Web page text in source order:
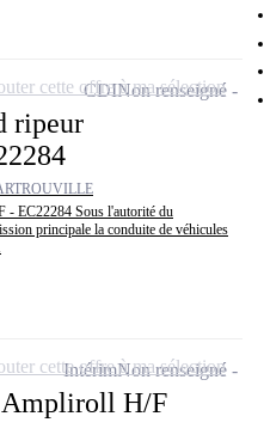
ripeur
- EC22284 Sous l'autorité du
principale la conduite de véhicules
CDINon renseigné
cette offre à ma sélection
Ampliroll H/F
IntérimNon renseigné
cette offre à ma sélection